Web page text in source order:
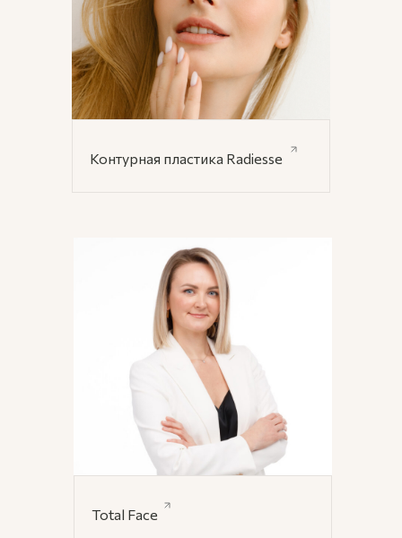
Контурная пластика Radiesse
Total Face